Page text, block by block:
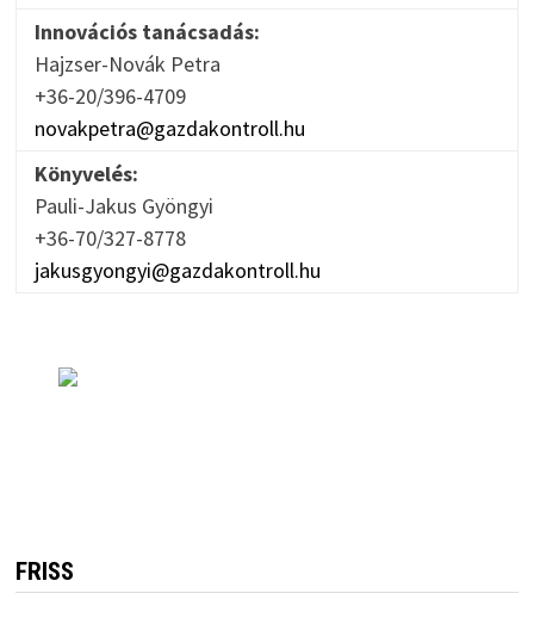
Innovációs tanácsadás:
Hajzser-Novák Petra
+36-20/396-4709
novakpetra@gazdakontroll.hu
Könyvelés:
Pauli-Jakus Gyöngyi
+36-70/327-8778
jakusgyongyi@gazdakontroll.hu
FRISS